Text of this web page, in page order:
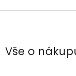
Z
pVše o